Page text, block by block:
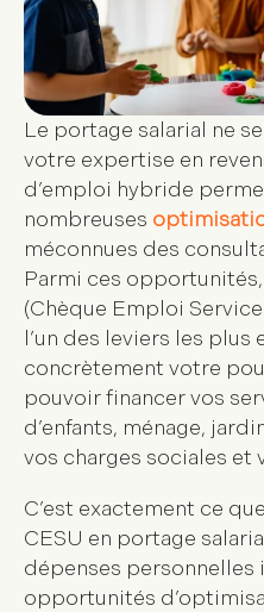
Le portage salarial ne
votre expertise en
d’emploi hybride
nombreuses
méconnues des
Parmi ces
(Chèque Emploi
l’un des leviers les
concrètement votre
pouvoir financer vos
d’enfants, ménage,
vos charges sociales et
C’est exactement ce
CESU en portage salarial
dépenses personnelles
opportunités